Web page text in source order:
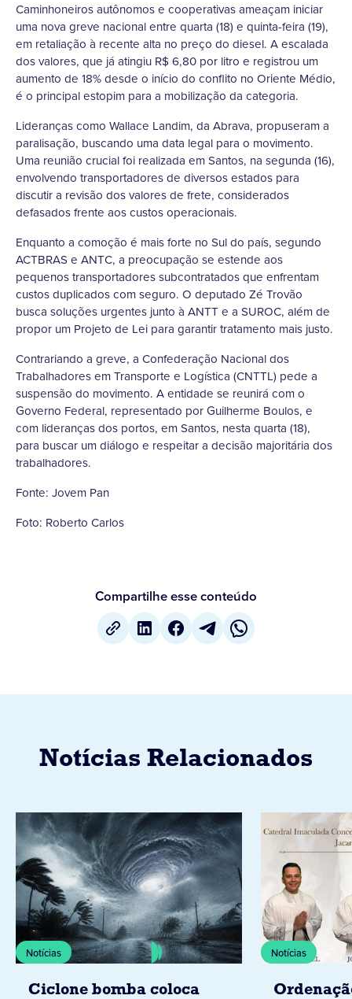
Caminhoneiros autônomos e cooperativas ameaçam iniciar
uma nova greve nacional entre quarta (18) e quinta-feira (19),
em retaliação à recente alta no preço do diesel. A escalada
dos valores, que já atingiu R$ 6,80 por litro e registrou um
aumento de 18% desde o início do conflito no Oriente Médio,
é o principal estopim para a mobilização da categoria.
Lideranças como Wallace Landim, da Abrava, propuseram a
paralisação, buscando uma data legal para o movimento.
Uma reunião crucial foi realizada em Santos, na segunda (16),
envolvendo transportadores de diversos estados para
discutir a revisão dos valores de frete, considerados
defasados frente aos custos operacionais.
Enquanto a comoção é mais forte no Sul do país, segundo
ACTBRAS e ANTC, a preocupação se estende aos
pequenos transportadores subcontratados que enfrentam
custos duplicados com seguro. O deputado Zé Trovão
busca soluções urgentes junto à ANTT e a SUROC, além de
propor um Projeto de Lei para garantir tratamento mais justo.
Contrariando a greve, a Confederação Nacional dos
Trabalhadores em Transporte e Logística (CNTTL) pede a
suspensão do movimento. A entidade se reunirá com o
Governo Federal, representado por Guilherme Boulos, e
com lideranças dos portos, em Santos, nesta quarta (18),
para buscar um diálogo e respeitar a decisão majoritária dos
trabalhadores.
Fonte: Jovem Pan
Foto: Roberto Carlos
Compartilhe esse conteúdo
Notícias Relacionados
Notícias
Ciclone bomba coloca
Notícias